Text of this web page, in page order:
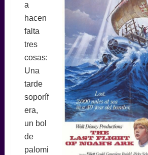
a
hacen
falta
tres
cosas:
Una
tarde
soporíf
era,
un bol
de
palomi